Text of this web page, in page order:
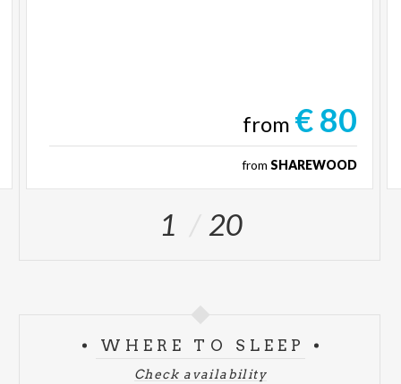
from € 80
from SHAREWOOD
1 20
WHERE TO SLEEP
Check availability